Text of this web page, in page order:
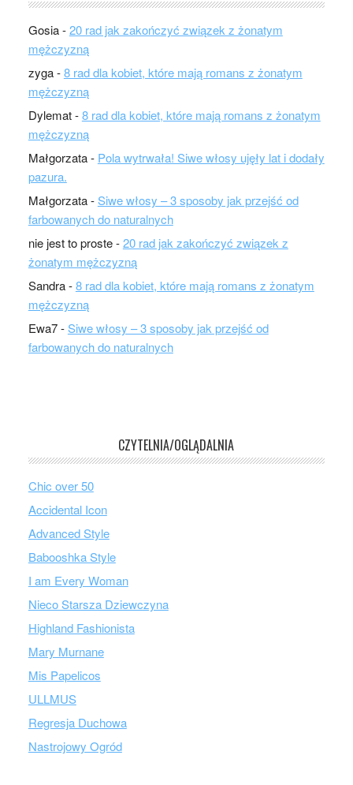
Gosia-20 rad jak zakończyć związek z żonatym
mężczyzną
zyga-8 rad dla kobiet, które mają romans z żonatym
mężczyzną
Dylemat-8 rad dla kobiet, które mają romans z żonatym
mężczyzną
Małgorzata- Pola wytrwała! Siwe włosy ujęły lat i dodały
pazura.
Małgorzata-Siwe włosy – 3 sposoby jak przejść od
farbowanych do naturalnych
nie jest to proste-20 rad jak zakończyć związek z
żonatym mężczyzną
Sandra-8 rad dla kobiet, które mają romans z żonatym
mężczyzną
Ewa7-Siwe włosy – 3 sposoby jak przejść od
farbowanych do naturalnych
CZYTELNIA/OGLĄDALNIA
Chic over 50
Accidental Icon
Advanced Style
Babooshka Style
I am Every Woman
Nieco Starsza Dziewczyna
Highland Fashionista
Mary Murnane
Mis Papelicos
ULLMUS
Regresja Duchowa
Nastrojowy Ogród